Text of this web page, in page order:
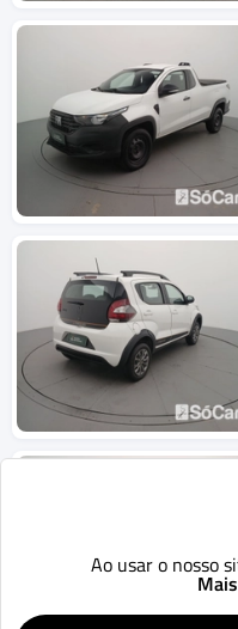
Ao usar o nosso